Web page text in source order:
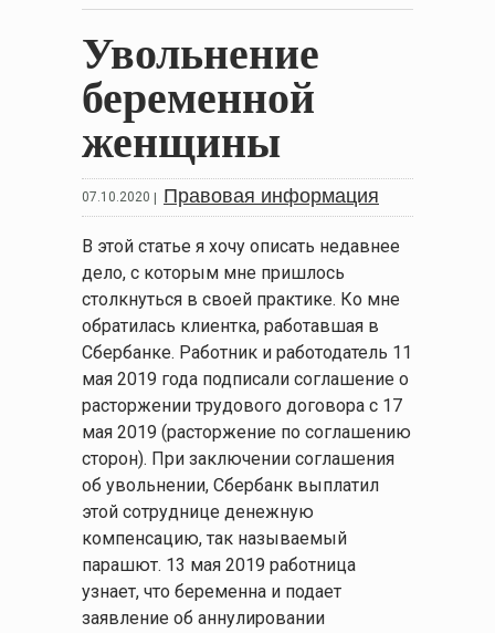
Увольнение
беременной
женщины
07.10.2020 Правовая информация
В этой статье я хочу описать недавнее
дело, с которым мне пришлось
столкнуться в своей практике. Ко мне
обратилась клиентка, работавшая в
Сбербанке. Работник и работодатель 11
мая 2019 года подписали соглашение о
расторжении трудового договора с 17
мая 2019 (расторжение по соглашению
сторон). При заключении соглашения
об увольнении, Сбербанк выплатил
этой сотруднице денежную
компенсацию, так называемый
парашют. 13 мая 2019 работница
узнает, что беременна и подает
заявление об аннулировании